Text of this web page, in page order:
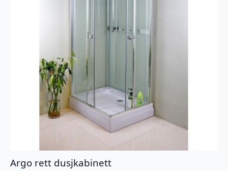
Argo rett dusjkabinett